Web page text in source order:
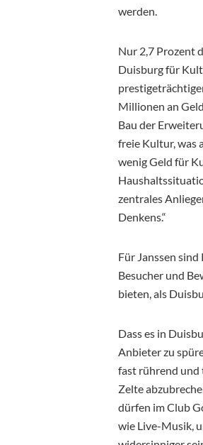
werden.
Nur 2,7 Prozent
Duisburg für
Millionen an
Bau der
freie Kultur, was
wenig Geld für
zentrales
Denkens.“
Für Janssen
Besucher und
bieten, als
Dass es in
Anbieter zu
fast rührend und
Zelte
dürfen im Club
wie Live-Musik,